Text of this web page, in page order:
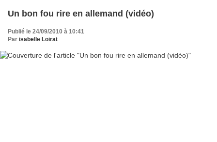
Un bon fou rire en allemand (vidéo)
Publié le 24/09/2010 à 10:41
Par isabelle Loirat